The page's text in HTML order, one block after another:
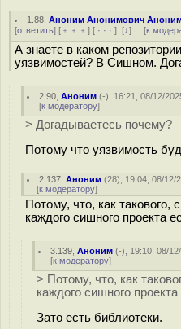
1.88 ,Аноним Анонимович
[ответить] [ ﹢﹢﹢ ] [ · · · ] [↓] [к
А знаете в каком
уязвимостей? В Сишном.
2.90 ,Аноним (-), 16:21, 08/12/
[к модератору]
> Догадываетесь почему?
Потому что уязвимость
2.137 ,Аноним (28), 19:04, 08/12/
[к модератору]
Потому, что, как такового,
каждого сишного проекта
3.139 ,Аноним (-), 19:10, 08/
[к модератору]
> Потому, что, как
каждого сишного
Зато есть библиотеки.